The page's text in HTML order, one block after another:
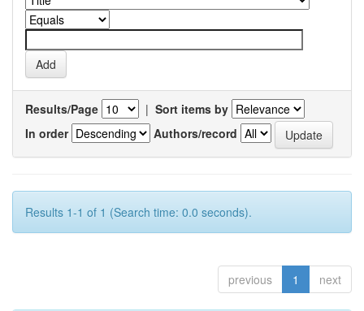
Results/Page | Sort items by
In order
Authors/record
Results 1-1 of 1 (Search time: 0.0 seconds).
previous 1 next